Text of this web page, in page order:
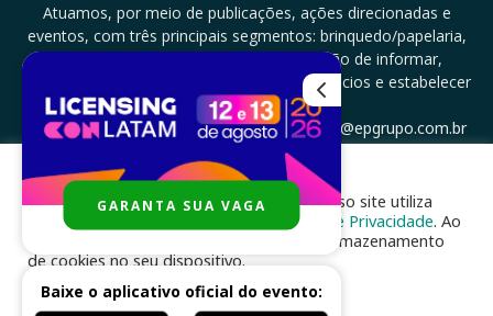
Atuamos, por meio de publicações, ações direcionadas e
eventos, com três principais segmentos: brinquedo/papelaria,
licenciamento e zero a três com a missão de informar,
documentar, proporcionar encontro de negócios e estabelecer
parcerias.
CONTATO: +5511994513097 - atendimento@epgrupo.com.br
SIGA-NOS
Para melhor experiência e navegação, nosso site utiliza
cookies, de acordo com a nossa
Política de Privacidade. Ao
clicar em “aceito”, você concorda com o armazenamento
de cookies no seu dispositivo.
ACEITAR
GARANTA SUA VAGA
Baixe o aplicativo oficial do evento: